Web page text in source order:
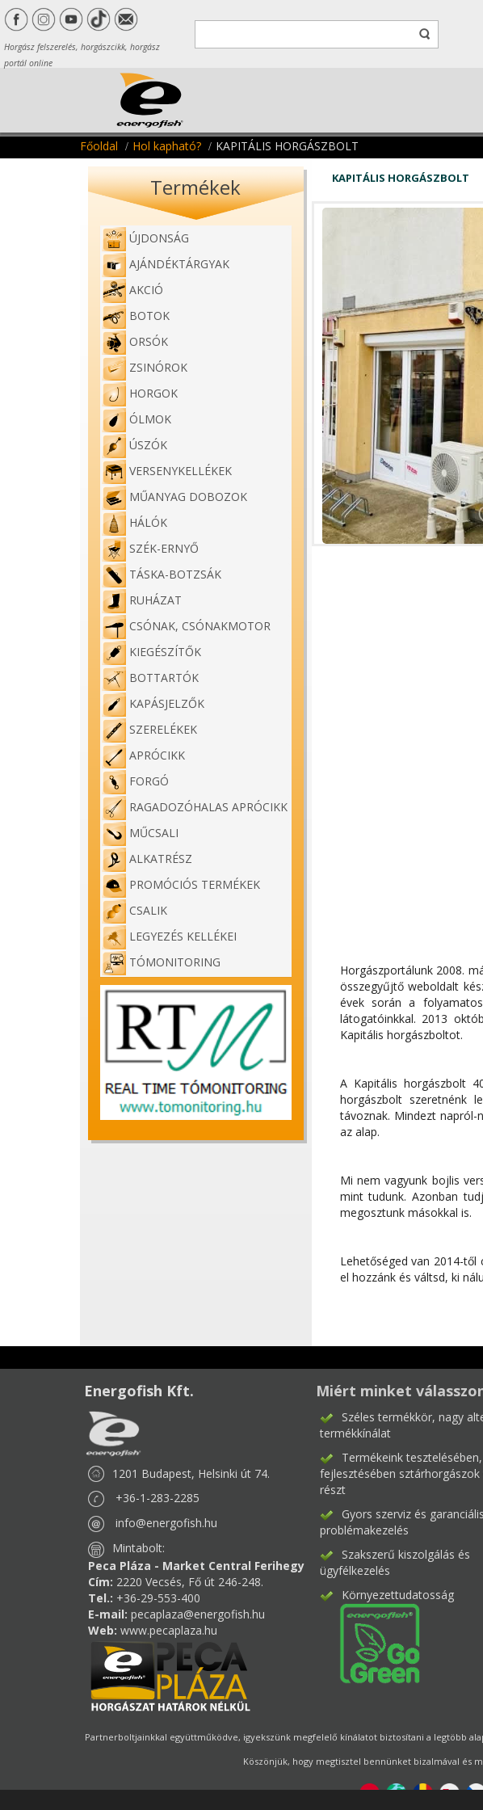
Horgász felszerelés, horgászcikk, horgász
portál online
Főoldal Hol kapható? KAPITÁLIS HORGÁSZBOLT
Termékek
ÚJDONSÁG
AJÁNDÉKTÁRGYAK
AKCIÓ
BOTOK
ORSÓK
ZSINÓROK
HORGOK
ÓLMOK
ÚSZÓK
VERSENYKELLÉKEK
MŰANYAG DOBOZOK
HÁLÓK
SZÉK-ERNYŐ
TÁSKA-BOTZSÁK
RUHÁZAT
CSÓNAK, CSÓNAKMOTOR
KIEGÉSZÍTŐK
BOTTARTÓK
KAPÁSJELZŐK
SZERELÉKEK
APRÓCIKK
FORGÓ
RAGADOZÓHALAS APRÓCIKK
MŰCSALI
ALKATRÉSZ
PROMÓCIÓS TERMÉKEK
CSALIK
LEGYEZÉS KELLÉKEI
TÓMONITORING
KAPITÁLIS HORGÁSZBOLT
Horgászportálunk 2008.
összegyűjtő weboldalt
évek során a
látogatóinkkal. 2013
Kapitális horgászboltot.
A Kapitális horgászbolt
horgászbolt szeretnénk
távoznak. Mindezt napról-
az alap.
Mi nem vagyunk bojlis
mint tudunk. Azonban
megosztunk másokkal is.
Lehetőséged van 2014-
el hozzánk és váltsd, ki
Energofish Kft.
1201 Budapest, Helsinki út 74.
+36-1-283-2285
info@energofish.hu
Mintabolt:
Peca Pláza - Market Central Ferihegy
Cím: 2220 Vecsés, Fő út 246-248.
Tel.: +36-29-553-400
E-mail: pecaplaza@energofish.hu
Web: www.pecaplaza.hu
Miért minket
Széles termékkör, nagy
termékkínálat
Termékeink tesztelésében,
fejlesztésében sztárhorgászok
részt
Gyors szerviz és garanciális
problémakezelés
Szakszerű kiszolgálás és
ügyfélkezelés
Környezettudatosság
Partnerboltjainkkal együttműködve, igyekszünk megfelelő kínálatot biztosítani a legtöbb
Köszönjük, hogy megtisztel bennünket bizalmával és